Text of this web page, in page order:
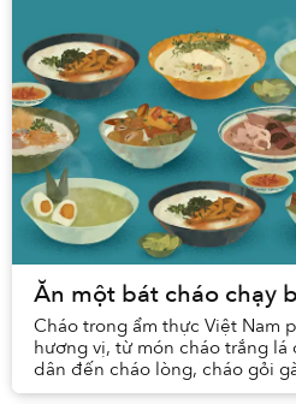
Ăn một bát cháo chạy
Cháo trong ẩm thực Việt Nam
hương vị, từ món cháo trắng
dân đến cháo lòng, cháo gỏi
biến. Mỗi món cháo tuy khác